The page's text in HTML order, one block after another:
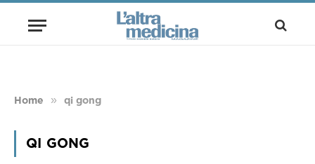
Home » qi gong
QI GONG